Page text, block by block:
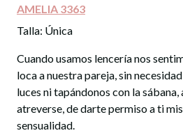
AMELIA 3363
Talla: Única
Cuando usamos lencería nos
loca a nuestra pareja, sin
luces ni tapándonos con la
atreverse, de darte permiso a ti
sensualidad.